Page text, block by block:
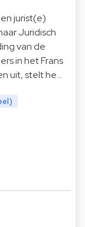
jurist(e)
Juridisch
van de
in het Frans
uit, stelt he…